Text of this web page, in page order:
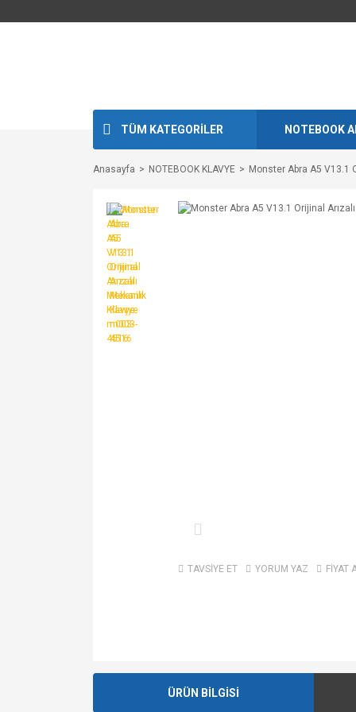
TÜM KATEGORİLER NOTEBOOK
Anasayfa NOTEBOOK KLAVYE Monster Abra A5 V13.1
TAVSİYE ET YORUM YAZ FİYAT
ÜRÜN BİLGİSİ